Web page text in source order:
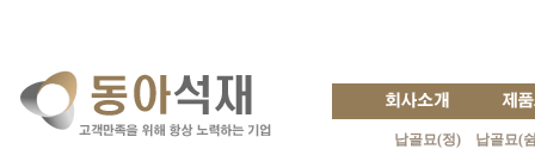
납골묘(정) 납골묘(